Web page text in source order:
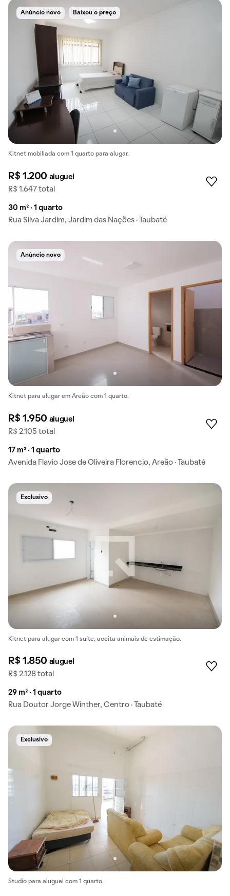
Anúncio novo Baixou o preço
Kitnet mobiliada com 1 quarto para alugar.
R$ 1.200 aluguel
R$ 1.647 total
30 m² · 1 quarto
Rua Silva Jardim, Jardim das Nações · Taubaté
Anúncio novo
Kitnet para alugar em Areão com 1 quarto.
R$ 1.950 aluguel
R$ 2.105 total
17 m² · 1 quarto
Avenida Flavio Jose de Oliveira Florencio, Areão · Taubaté
Exclusivo
Kitnet para alugar com 1 suíte, aceita animais de estimação.
R$ 1.850 aluguel
R$ 2.128 total
29 m² · 1 quarto
Rua Doutor Jorge Winther, Centro · Taubaté
Exclusivo
Studio para aluguel com 1 quarto.